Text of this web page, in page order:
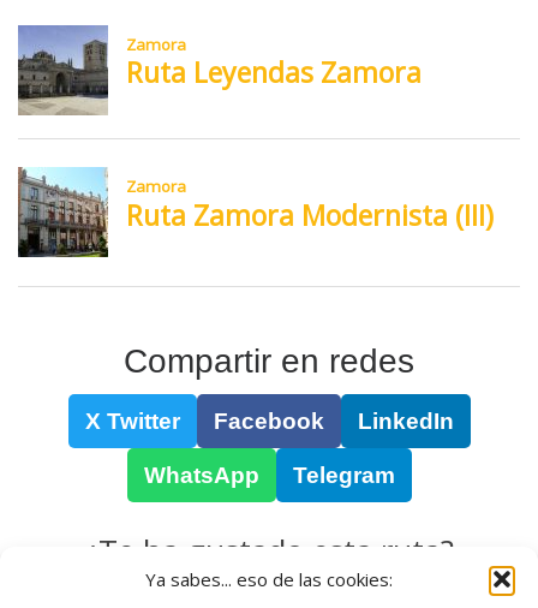
Ya sabes... eso de las cookies:
Compartir en redes
X Twitter Facebook LinkedIn
WhatsApp Telegram
¿Te ha gustado esta ruta?
¡Haz clic en una estrella para puntuarlo!